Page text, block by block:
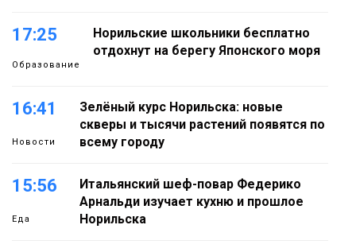
17:25
Образование
Норильские школьники бесплатно
отдохнут на берегу Японского моря
16:41
Новости
Зелёный курс Норильска: новые
скверы и тысячи растений появятся по
всему городу
15:56
Еда
Итальянский шеф-повар Федерико
Арнальди изучает кухню и прошлое
Норильска